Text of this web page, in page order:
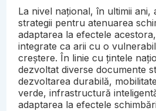
La nivel național, în ultimii ani,
strategii pentru atenuarea
adaptarea la efectele
integrate ca arii cu o
creștere. În linie cu țintele
dezvoltat diverse documente
dezvoltarea durabilă,
verde, infrastructură
adaptarea la efectele